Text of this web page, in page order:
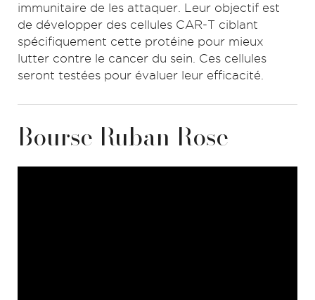
immunitaire de les attaquer. Leur objectif est
de développer des cellules CAR-T ciblant
spécifiquement cette protéine pour mieux
lutter contre le cancer du sein. Ces cellules
seront testées pour évaluer leur efficacité.
Bourse Ruban Rose